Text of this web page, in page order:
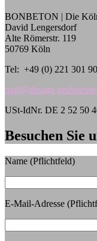
BONBETON | Die
David Lengersdorf
Alte Römerstr. 119
50769 Köln
Tel: +49 (0) 221 301
mail@design-
USt-IdNr. DE 2 52 50
Besuchen Sie
Name (Pflichtfeld)
E-Mail-Adresse